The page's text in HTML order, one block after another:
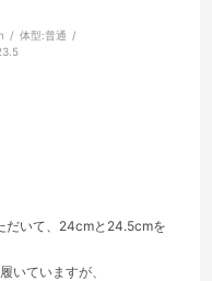
体型:普通
だいて、24cmと24.5cmを
いていますが、